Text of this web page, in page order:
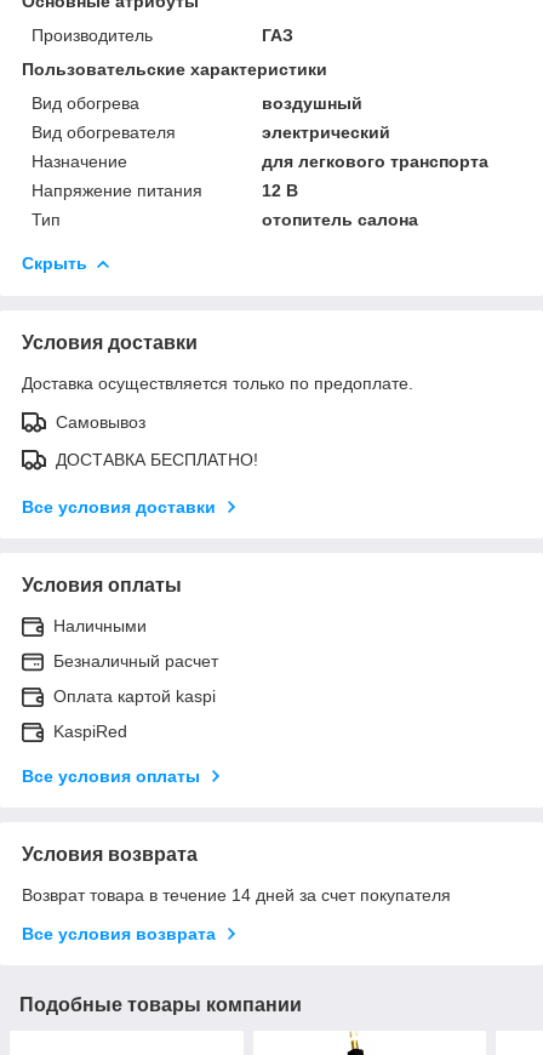
Производитель
ГАЗ
Пользовательские характеристики
Вид обогрева
воздушный
Вид обогревателя
электрический
Назначение
для легкового транспорта
Напряжение питания
12 В
Тип
отопитель салона
Скрыть
Условия доставки
Доставка осуществляется только по предоплате.
Самовывоз
ДОСТАВКА БЕСПЛАТНО!
Все условия доставки
Условия оплаты
Наличными
Безналичный расчет
Оплата картой kaspi
KaspiRed
Все условия оплаты
Условия возврата
Возврат товара в течение 14 дней за счет покупателя
Все условия возврата
Подобные товары компании